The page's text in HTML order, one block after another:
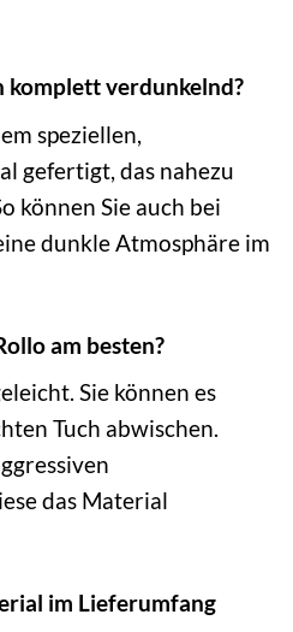
komplett verdunkelnd?
speziellen,
gefertigt, das nahezu
können Sie auch bei
dunkle Atmosphäre im
am besten?
Sie können es
Tuch abwischen.
das Material
im Lieferumfang